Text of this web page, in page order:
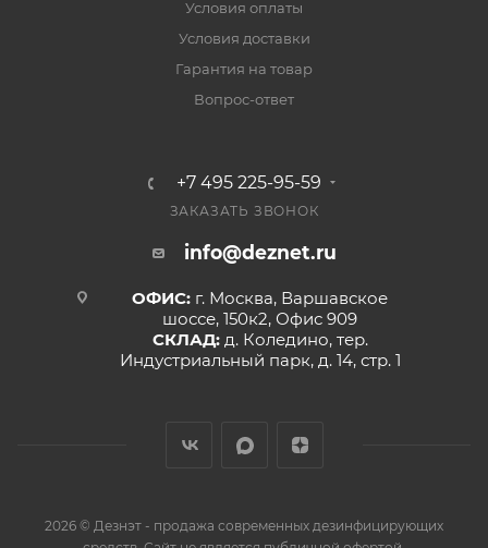
Условия оплаты
Условия доставки
Гарантия на товар
Вопрос-ответ
+7 495 225-95-59
ЗАКАЗАТЬ ЗВОНОК
info@deznet.ru
ОФИС: г. Москва, Варшавское
шоссе, 150к2, Офис 909
СКЛАД: д. Коледино, тер.
Индустриальный парк, д. 14, стр. 1
2026 © Дезнэт - продажа современных дезинфицирующих